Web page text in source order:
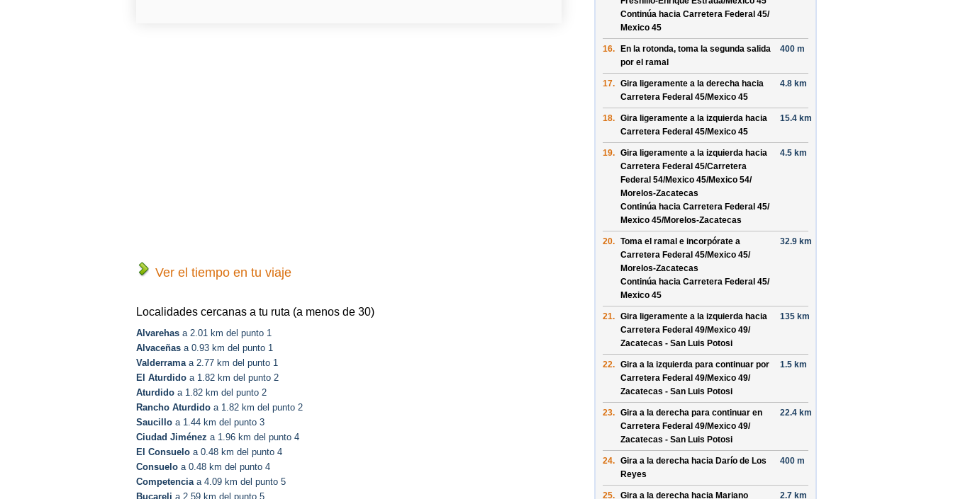
Ver el tiempo en tu viaje
Localidades cercanas a tu ruta (a menos de 30)
Alvarehas a 2.01 km del punto 1
Alvaceñas a 0.93 km del punto 1
Valderramaa 2.77 km del punto 1
El Aturdido a 1.82 km del punto 2
Aturdido a 1.82 km del punto 2
Rancho Aturdido a 1.82 km del punto 2
Saucillo a 1.44 km del punto 3
Ciudad Jiménez a 1.96 km del punto 4
El Consuelo a 0.48 km del punto 4
Consuelo a 0.48 km del punto 4
Competenciaa 4.09 km del punto 5
Bucareli a 2.59 km del punto 5
Continúa hacia Carretera Federal 45/
Mexico 45
16. En la rotonda, toma la segunda salida
por el ramal
400 m
17. Gira ligeramente a la derecha hacia
Carretera Federal 45/Mexico 45
4.8 km
18. Gira ligeramente a la izquierda hacia
Carretera Federal 45/Mexico 45
15.4 km
19. Gira ligeramente a la izquierda hacia
Carretera Federal 45/Carretera
Federal 54/Mexico 45/Mexico 54/
Morelos-Zacatecas
Continúa hacia Carretera Federal 45/
Mexico 45/Morelos-Zacatecas
4.5 km
20. Toma el ramal e incorpórate a
Carretera Federal 45/Mexico 45/
Morelos-Zacatecas
Continúa hacia Carretera Federal 45/
Mexico 45
32.9 km
21. Gira ligeramente a la izquierda hacia
Carretera Federal 49/Mexico 49/
Zacatecas - San Luis Potosi
135 km
22. Gira a la izquierda para continuar por
Carretera Federal 49/Mexico 49/
Zacatecas - San Luis Potosi
1.5 km
23. Gira a la derecha para continuar en
Carretera Federal 49/Mexico 49/
Zacatecas - San Luis Potosi
22.4 km
24. Gira a la derecha hacia Darío de Los
Reyes
400 m
25. Gira a la derecha hacia Mariano
2.7 km